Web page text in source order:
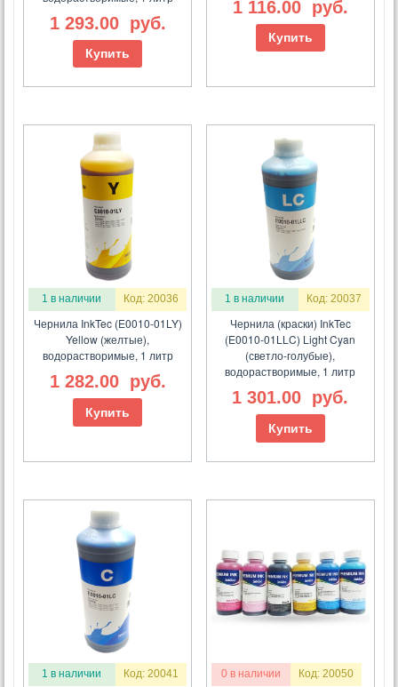
1 293.00 руб.
Купить
1 116.00 руб.
Купить
1 в наличии Код: 20036
Чернила InkTec (E0010-01LY)
Yellow (желтые),
водорастворимые, 1 литр
1 282.00 руб.
Купить
1 в наличии Код: 20037
Чернила (краски) InkTec
(E0010-01LLC) Light Cyan
(светло-голубые),
водорастворимые, 1 литр
1 301.00 руб.
Купить
1 в наличии Код: 20041 0 в наличии Код: 20050